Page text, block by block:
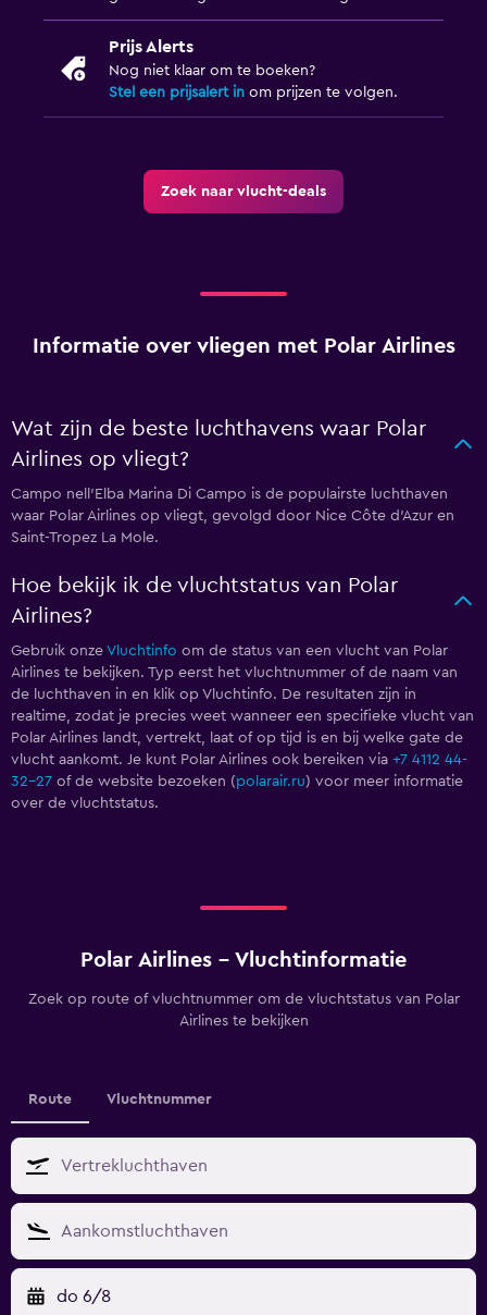
Prijs Alerts
Nog niet klaar om te boeken?
Stel een prijsalert in om prijzen te volgen.
Zoek naar vlucht-deals
Informatie over vliegen met Polar Airlines
Wat zijn de beste luchthavens waar Polar
Airlines op vliegt?
Campo nell'Elba Marina Di Campo is de populairste luchthaven
waar Polar Airlines op vliegt, gevolgd door Nice Côte d'Azur en
Saint-Tropez La Mole.
Hoe bekijk ik de vluchtstatus van Polar
Airlines?
Gebruik onze Vluchtinfo om de status van een vlucht van Polar
Airlines te bekijken. Typ eerst het vluchtnummer of de naam van
de luchthaven in en klik op Vluchtinfo. De resultaten zijn in
realtime, zodat je precies weet wanneer een specifieke vlucht van
Polar Airlines landt, vertrekt, laat of op tijd is en bij welke gate de
vlucht aankomt. Je kunt Polar Airlines ook bereiken via +7 4112 44-
32-27 of de website bezoeken (polarair.ru) voor meer informatie
over de vluchtstatus.
Polar Airlines - Vluchtinformatie
Zoek op route of vluchtnummer om de vluchtstatus van Polar
Airlines te bekijken
Route Vluchtnummer
do 6/8